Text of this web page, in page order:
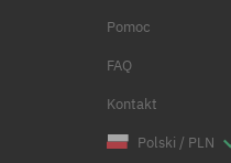
Pomoc
FAQ
Kontakt
Polski / PLN